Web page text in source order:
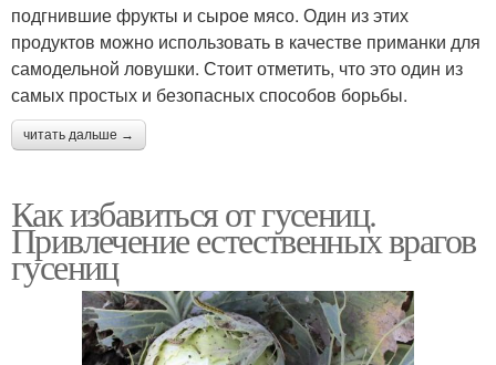
подгнившие фрукты и сырое мясо. Один из этих
продуктов можно использовать в качестве приманки для
самодельной ловушки. Стоит отметить, что это один из
самых простых и безопасных способов борьбы.
читать дальше →
Как избавиться от гусениц.
Привлечение естественных врагов
гусениц